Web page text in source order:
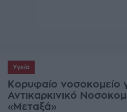
Υγεία
Κορυφαίο νοσοκομείο
Αντικαρκινικό
«Μεταξά»